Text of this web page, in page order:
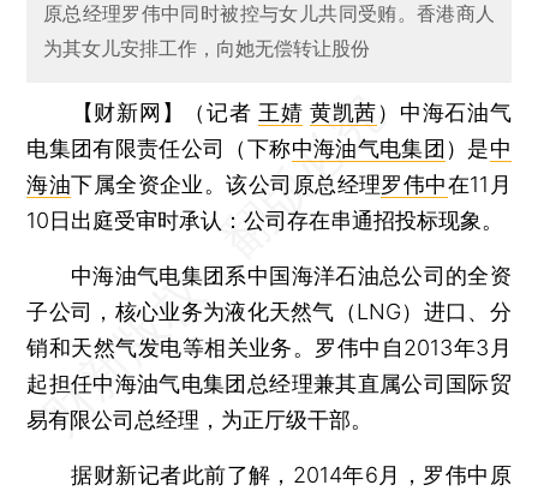
原总经理罗伟中同时被控与女儿共同受贿。香港商人
为其女儿安排工作，向她无偿转让股份
【财新网】（记者 王婧 黄凯茜） 中海石油气
电集团有限责任公司（下称中海油气电集团 ）是中
海油下属全资企业。该公司原总经理罗伟中在11月
10日出庭受审时承认：公司存在串通招投标现象。
中海油气电集团系中国海洋石油总公司的全资
子公司，核心业务为液化天然气（LNG）进口、分
销和天然气发电等相关业务。罗伟中自2013年3月
起担任中海油气电集团总经理兼其直属公司国际贸
易有限公司总经理，为正厅级干部。
据财新记者此前了解，2014年6月，罗伟中原